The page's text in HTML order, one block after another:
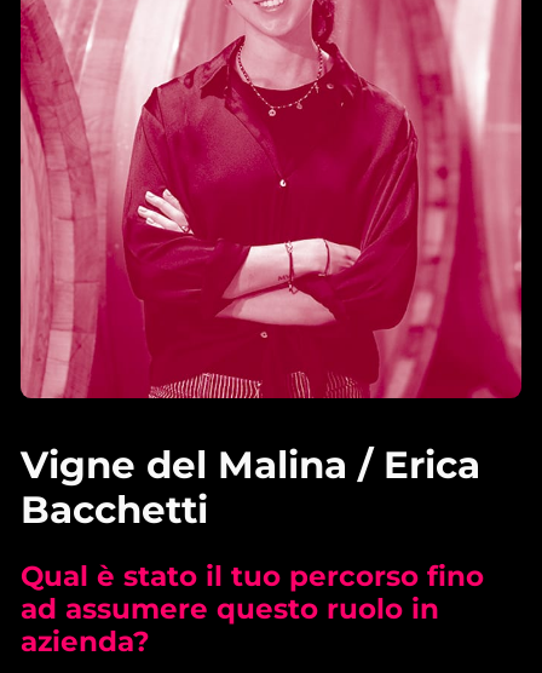
Vigne del Malina / Erica
Bacchetti
Qual è stato il tuo percorso fino
ad assumere questo ruolo in
azienda?